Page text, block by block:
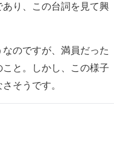
り、この台詞を見て興
のですが、満員だった
と。しかし、この様子
そうです。